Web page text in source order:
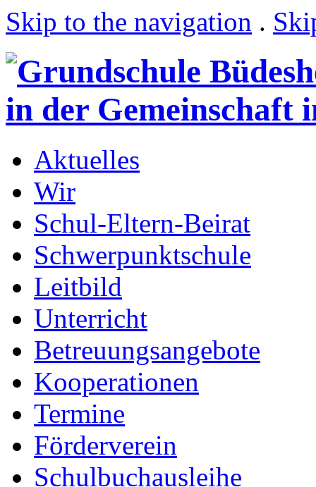
Skip to the navigation .
Aktuelles
Wir
Schul-Eltern-Beirat
Schwerpunktschule
Leitbild
Unterricht
Betreuungsangebote
Kooperationen
Termine
Förderverein
Schulbuchausleihe